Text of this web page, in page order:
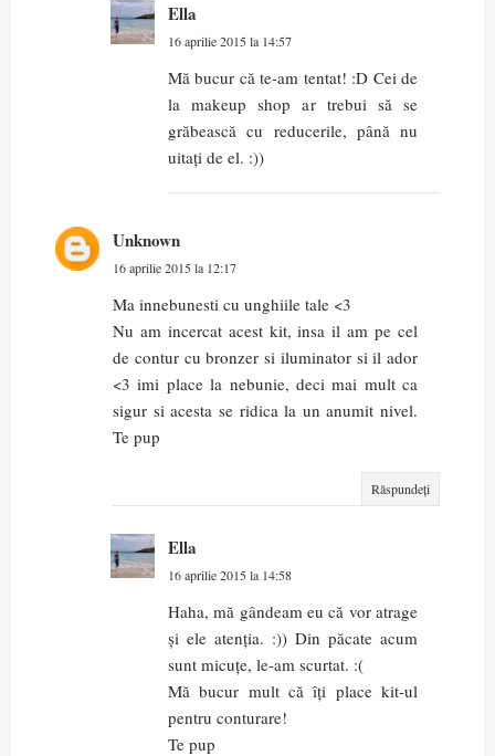
Ella
16 aprilie 2015 la 14:57
Mă bucur că te-am tentat! :D Cei de
la makeup shop ar trebui să se
grăbească cu reducerile, până nu
uitați de el. :))
Unknown
16 aprilie 2015 la 12:17
Ma innebunesti cu unghiile tale <3
Nu am incercat acest kit, insa il am pe cel
de contur cu bronzer si iluminator si il ador
<3 imi place la nebunie, deci mai mult ca
sigur si acesta se ridica la un anumit nivel.
Te pup
Răspundeți
Ella
16 aprilie 2015 la 14:58
Haha, mă gândeam eu că vor atrage
și ele atenția. :)) Din păcate acum
sunt micuțe, le-am scurtat. :(
Mă bucur mult că îți place kit-ul
pentru conturare!
Te pup